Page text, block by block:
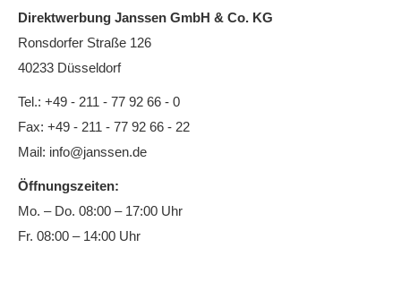
Direktwerbung Janssen GmbH & Co. KG
Ronsdorfer Straße 126
40233 Düsseldorf
Tel.: +49 - 211 - 77 92 66 - 0
Fax: +49 - 211 - 77 92 66 - 22
Mail: info@janssen.de
Öffnungszeiten:
Mo. – Do. 08:00 – 17:00 Uhr
Fr. 08:00 – 14:00 Uhr